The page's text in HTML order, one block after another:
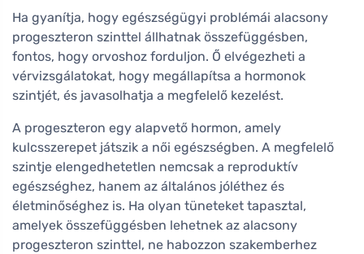
Ha gyanítja, hogy egészségügyi problémái alacsony
progeszteron szinttel állhatnak összefüggésben,
fontos, hogy orvoshoz forduljon. Ő elvégezheti a
vérvizsgálatokat, hogy megállapítsa a hormonok
szintjét, és javasolhatja a megfelelő kezelést.
A progeszteron egy alapvető hormon, amely
kulcsszerepet játszik a női egészségben. A megfelelő
szintje elengedhetetlen nemcsak a reproduktív
egészséghez, hanem az általános jóléthez és
életminőséghez is. Ha olyan tüneteket tapasztal,
amelyek összefüggésben lehetnek az alacsony
progeszteron szinttel, ne habozzon szakemberhez